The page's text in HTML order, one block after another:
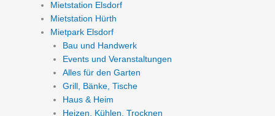
Mietstation Elsdorf
Mietstation Hürth
Mietpark Elsdorf
Bau und Handwerk
Events und Veranstaltungen
Alles für den Garten
Grill, Bänke, Tische
Haus & Heim
Heizen, Kühlen, Trocknen